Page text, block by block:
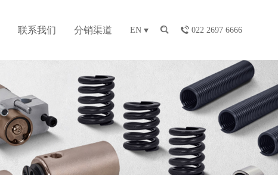
联系我们 分销渠道 EN 022 2697 6666